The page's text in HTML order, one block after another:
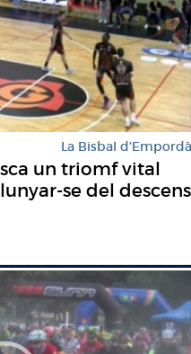
La Bisbal d'Empordà
un triomf vital
se del descens